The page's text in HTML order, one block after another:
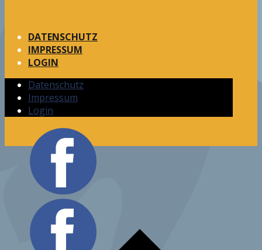
DATENSCHUTZ
IMPRESSUM
LOGIN
Datenschutz
Impressum
Login